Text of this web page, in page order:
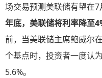
场交易预测美联储有望在7
年底，美联储将利率降至
前，当美联储主席鲍威尔
个基点时，投资者一度认
5.6%。